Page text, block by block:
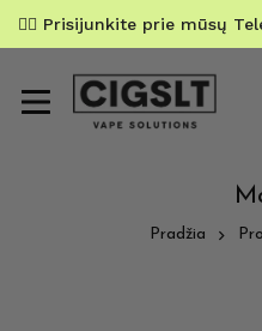
✌🏼 Prisijunkite prie mūsų
Pradžia